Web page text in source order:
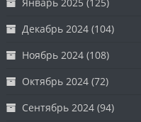
Декабрь 2024 (104)
Ноябрь 2024 (108)
Октябрь 2024 (72)
Сентябрь 2024 (94)